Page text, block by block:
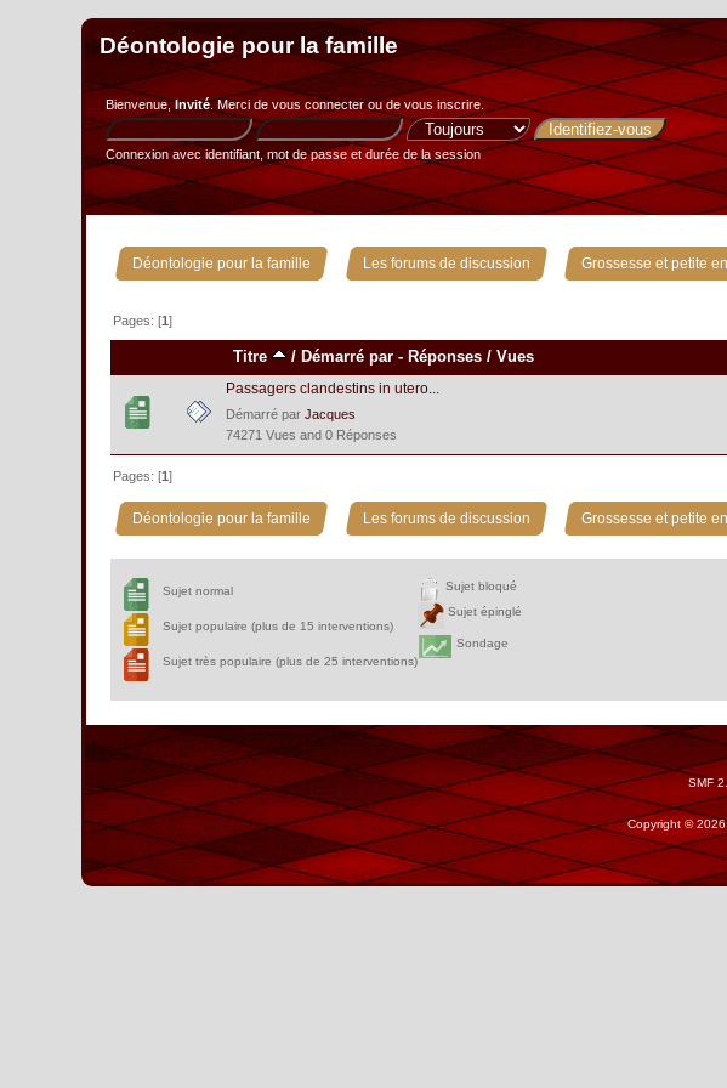
Déontologie pour la famille
Bienvenue,Invité. Merci devous connecterou devous inscrire.
Connexion avec identifiant, mot de passe et durée de la session
Déontologie pour la famille » Les forums de discussion » Grossesse et petite
Pages: [1]
Titre / Démarré par - Réponses /Vues
Passagers clandestins in utero...
Démarré parJacques
74271 Vues and 0 Réponses
Pages: [1]
Déontologie pour la famille » Les forums de discussion » Grossesse et petite
Sujet normal
Sujet populaire (plus de 15 interventions)
Sujet très populaire (plus de 25 interventions)
Sujet bloqué
Sujet épinglé
Sondage
SMF
Copyright ©